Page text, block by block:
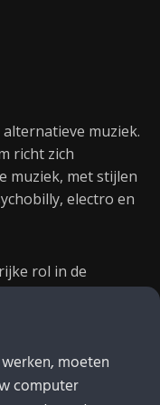
muziek.
richt zich
muziek, met stijlen
electro en
rol in de
moeten
computer